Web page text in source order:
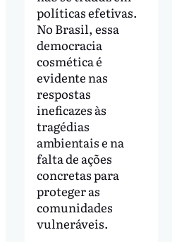
políticas efetivas.
No Brasil, essa
democracia
cosmética é
evidente nas
respostas
ineficazes às
tragédias
ambientais e na
falta de ações
concretas para
proteger as
comunidades
vulneráveis.